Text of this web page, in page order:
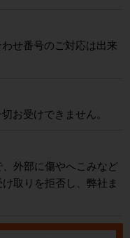
せ番号のご対応は出来
お受けできません。
外部に傷やへこみなど
取りを拒否し、弊社ま